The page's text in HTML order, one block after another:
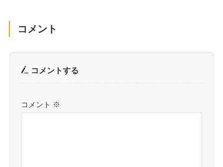
コメント
コメントする
コメント ※